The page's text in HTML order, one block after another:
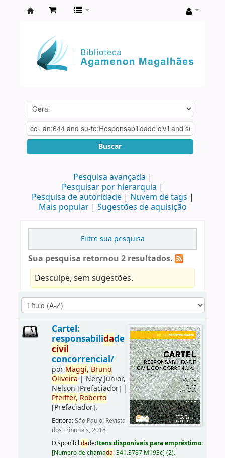
Agamenon
Magalhães
Buscar
Pesquisa avançada
Pesquisar por hierarquia
Pesquisa de autoridade
Nuvem de tags
Mais popular
Sugestões de aquisição
Filtre sua pesquisa
Sua pesquisa retornou 2 resultados.
Desculpe, sem sugestões.
Cartel:
responsabilidade
civil
concorrencial/
por Maggi, Bruno
Oliveira | Nery Junior,
Nelson [Prefaciador] |
Pfeiffer, Roberto
[Prefaciador].
Editora:São Paulo: Revista
dos Tribunais, 2018
Disponibilidade:Itens disponíveis para empréstimo:
[Número de chamada:341.3787 M193c] (2).